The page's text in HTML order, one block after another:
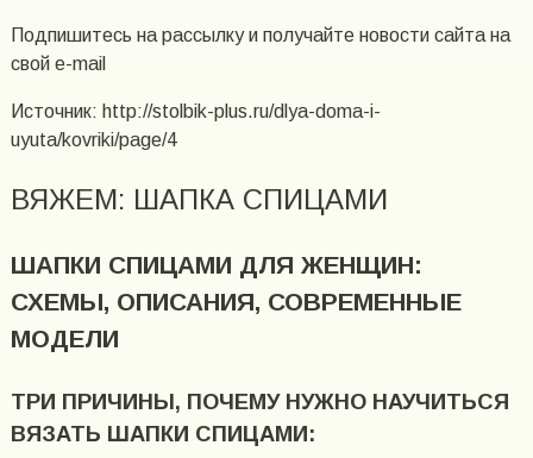
Подпишитесь на рассылку и получайте новости сайта на
свой е-mail
Источник: http://stolbik-plus.ru/dlya-doma-i-
uyuta/kovriki/page/4
ВЯЖЕМ: ШАПКА СПИЦАМИ
ШАПКИ СПИЦАМИ ДЛЯ ЖЕНЩИН:
СХЕМЫ, ОПИСАНИЯ, СОВРЕМЕННЫЕ
МОДЕЛИ
ТРИ ПРИЧИНЫ, ПОЧЕМУ НУЖНО НАУЧИТЬСЯ
ВЯЗАТЬ ШАПКИ СПИЦАМИ: